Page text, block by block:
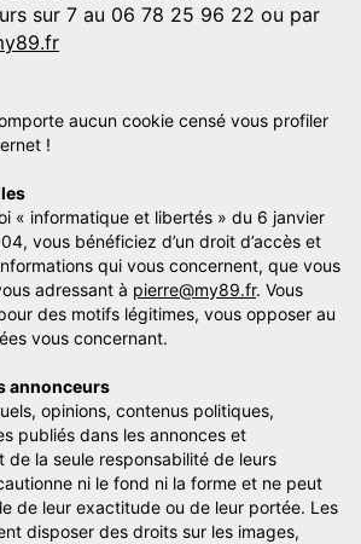
sur 7 au 06 78 25 96 22 ou par
aucun cookie censé vous profiler
!
« informatique et libertés » du 6 janvier
vous bénéficiez d’un droit d’accès et
qui vous concernent, que vous
adressant à pierre@my89.fr. Vous
des motifs légitimes, vous opposer au
vous concernant.
annonceurs
opinions, contenus politiques,
publiés dans les annonces et
de la seule responsabilité de leurs
ni le fond ni la forme et ne peut
de leur exactitude ou de leur portée. Les
disposer des droits sur les images,